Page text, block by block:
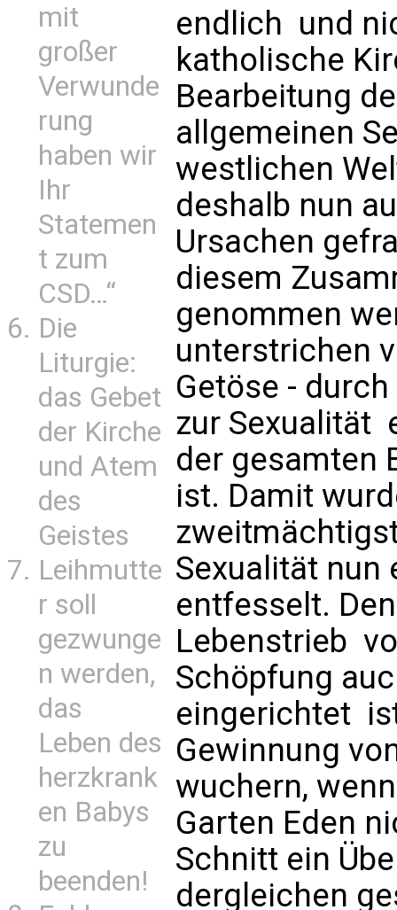
mit
großer
Verwunde
rung
haben wir
Ihr
Statemen
t zum
CSD…“
Die
Liturgie:
das Gebet
der Kirche
und Atem
des
Geistes
Leihmutte
r soll
gezwunge
n werden,
das
Leben des
herzkrank
en Babys
zu
beenden!
endlich  und
katholische
Bearbeitung
allgemeinen
westlichen
deshalb nun
Ursachen
diesem
genommen
unterstrichen
Getöse -
zur Sexualität
der gesamten
ist. Damit
Sexualität nun
entfesselt.
Lebenstrieb 
Schöpfung
eingerichtet 
Gewinnung
wuchern,
Garten Eden
Schnitt ein
dergleichen